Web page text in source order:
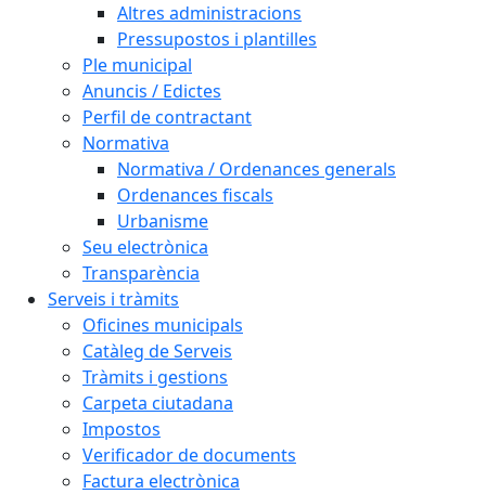
Altres administracions
Pressupostos i plantilles
Ple municipal
Anuncis / Edictes
Perfil de contractant
Normativa
Normativa / Ordenances generals
Ordenances fiscals
Urbanisme
Seu electrònica
Transparència
Serveis i tràmits
Oficines municipals
Catàleg de Serveis
Tràmits i gestions
Carpeta ciutadana
Impostos
Verificador de documents
Factura electrònica